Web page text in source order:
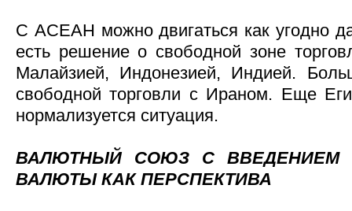
С АСЕАН можно двигаться как угодно
есть решение о свободной зоне
Малайзией, Индонезией, Индией.
свободной торговли с Ираном. Еще
нормализуется ситуация.
ВАЛЮТНЫЙ СОЮЗ С ВВЕДЕНИЕМ
ВАЛЮТЫ КАК ПЕРСПЕКТИВА